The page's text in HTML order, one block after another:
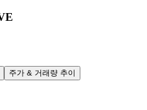
주가 & 거래량 추이